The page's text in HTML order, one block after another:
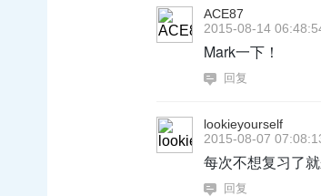
ACE87
2015-08-14
Mark一下！
回复
lookieyourself
2015-08-07
每次不想复习了
回复